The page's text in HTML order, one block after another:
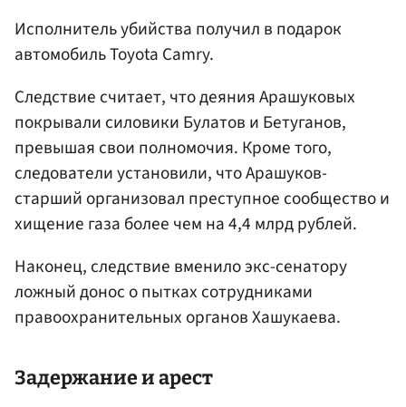
Исполнитель убийства получил в подарок
автомобиль Toyota Camry.
Следствие считает, что деяния Арашуковых
покрывали силовики Булатов и Бетуганов,
превышая свои полномочия. Кроме того,
следователи установили, что Арашуков-
старший организовал преступное сообщество и
хищение газа более чем на 4,4 млрд рублей.
Наконец, следствие вменило экс-сенатору
ложный донос о пытках сотрудниками
правоохранительных органов Хашукаева.
Задержание и арест